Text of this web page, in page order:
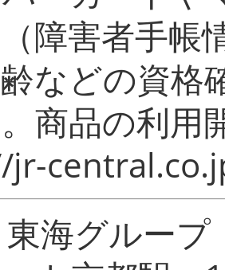
障害者手帳
などの資格
商品の利用
jr-
海グルー